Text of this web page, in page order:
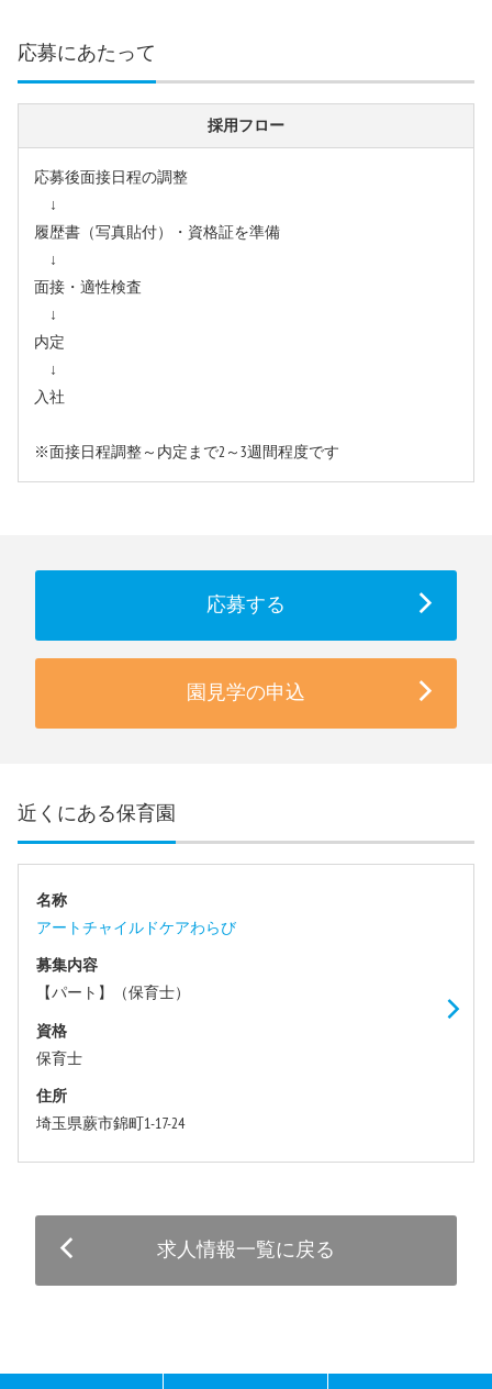
応募にあたって
採用フロー
応募後面接日程の調整
↓
履歴書（写真貼付）・資格証を準備
↓
面接・適性検査
↓
内定
↓
入社
※面接日程調整～内定まで2～3週間程度です
応募する
園見学の申込
近くにある保育園
名称
アートチャイルドケアわらび
募集内容
【パート】（保育士）
資格
保育士
住所
埼玉県蕨市錦町1-17-24
求人情報一覧に戻る